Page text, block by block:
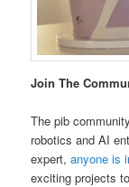
Join The
The pib
robotics and AI
expert,anyone is
exciting projects